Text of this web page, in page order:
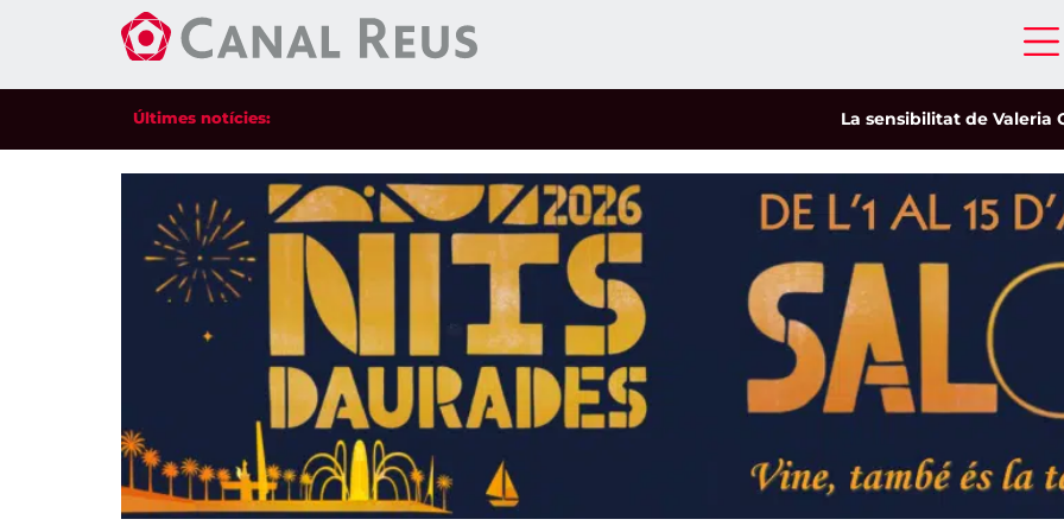
Últimes notícies: La sensibilitat de Valeria